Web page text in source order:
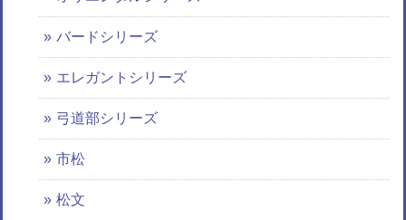
バードシリーズ
エレガントシリーズ
弓道部シリーズ
市松
松文